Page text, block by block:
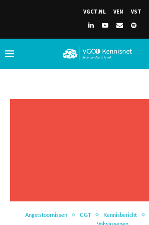
VGCT.NL VEN VST
Angststoornissen CGT Kennisbericht